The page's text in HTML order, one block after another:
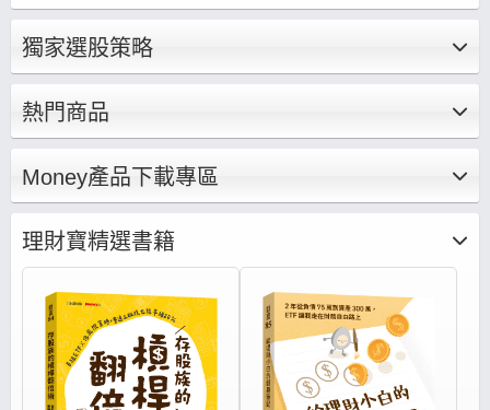
燈（本益比、殖利率估價分析）x法人系統，能夠
迅速找出價值投資便宜股、每年穩定配息、EPS
向上成長好公司，還有獨家不敗學院專區每月針
對不同的即時事件、個股產業深度研究，幫你打
略。
獨家選股策略
熱門商品
Money產品下載專區
理財寶精選書籍